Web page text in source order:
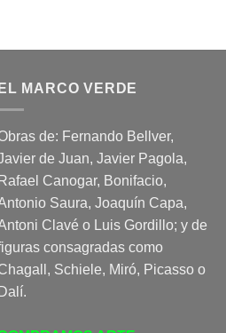
EL MARCO VERDE
de: Fernando Bellver,
de Juan, Javier Pagola,
Rafael Canogar, Bonifacio,
Saura, Joaquín Capa,
Clavé o Luis Gordillo; y de
consagradas como
Schiele, Miró, Picasso o
Dalí.